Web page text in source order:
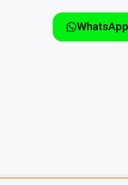
WhatsApp